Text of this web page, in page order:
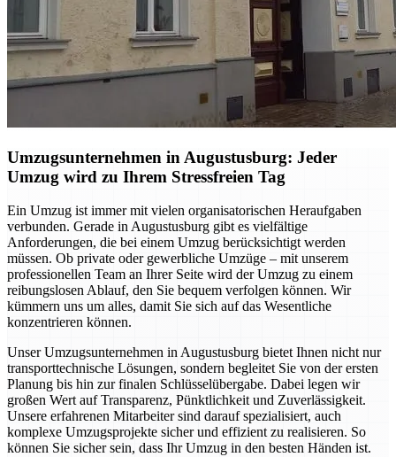
Umzugsunternehmen in Augustusburg: Jeder
Umzug wird zu Ihrem Stressfreien Tag
Ein Umzug ist immer mit vielen organisatorischen Heraufgaben
verbunden. Gerade in Augustusburg gibt es vielfältige
Anforderungen, die bei einem Umzug berücksichtigt werden
müssen. Ob private oder gewerbliche Umzüge – mit unserem
professionellen Team an Ihrer Seite wird der Umzug zu einem
reibungslosen Ablauf, den Sie bequem verfolgen können. Wir
kümmern uns um alles, damit Sie sich auf das Wesentliche
konzentrieren können.
Unser Umzugsunternehmen in Augustusburg bietet Ihnen nicht nur
transporttechnische Lösungen, sondern begleitet Sie von der ersten
Planung bis hin zur finalen Schlüsselübergabe. Dabei legen wir
großen Wert auf Transparenz, Pünktlichkeit und Zuverlässigkeit.
Unsere erfahrenen Mitarbeiter sind darauf spezialisiert, auch
komplexe Umzugsprojekte sicher und effizient zu realisieren. So
können Sie sicher sein, dass Ihr Umzug in den besten Händen ist.